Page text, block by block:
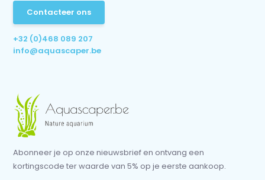
Contacteer ons
+32 (0)468 089 207
info@aquascaper.be
Abonneer je op onze nieuwsbrief en ontvang een
kortingscode ter waarde van 5% op je eerste aankoop.